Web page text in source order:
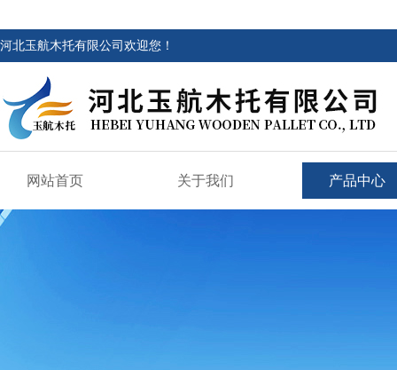
河北玉航木托有限公司欢迎您！
网站首页 关于我们 产品中心